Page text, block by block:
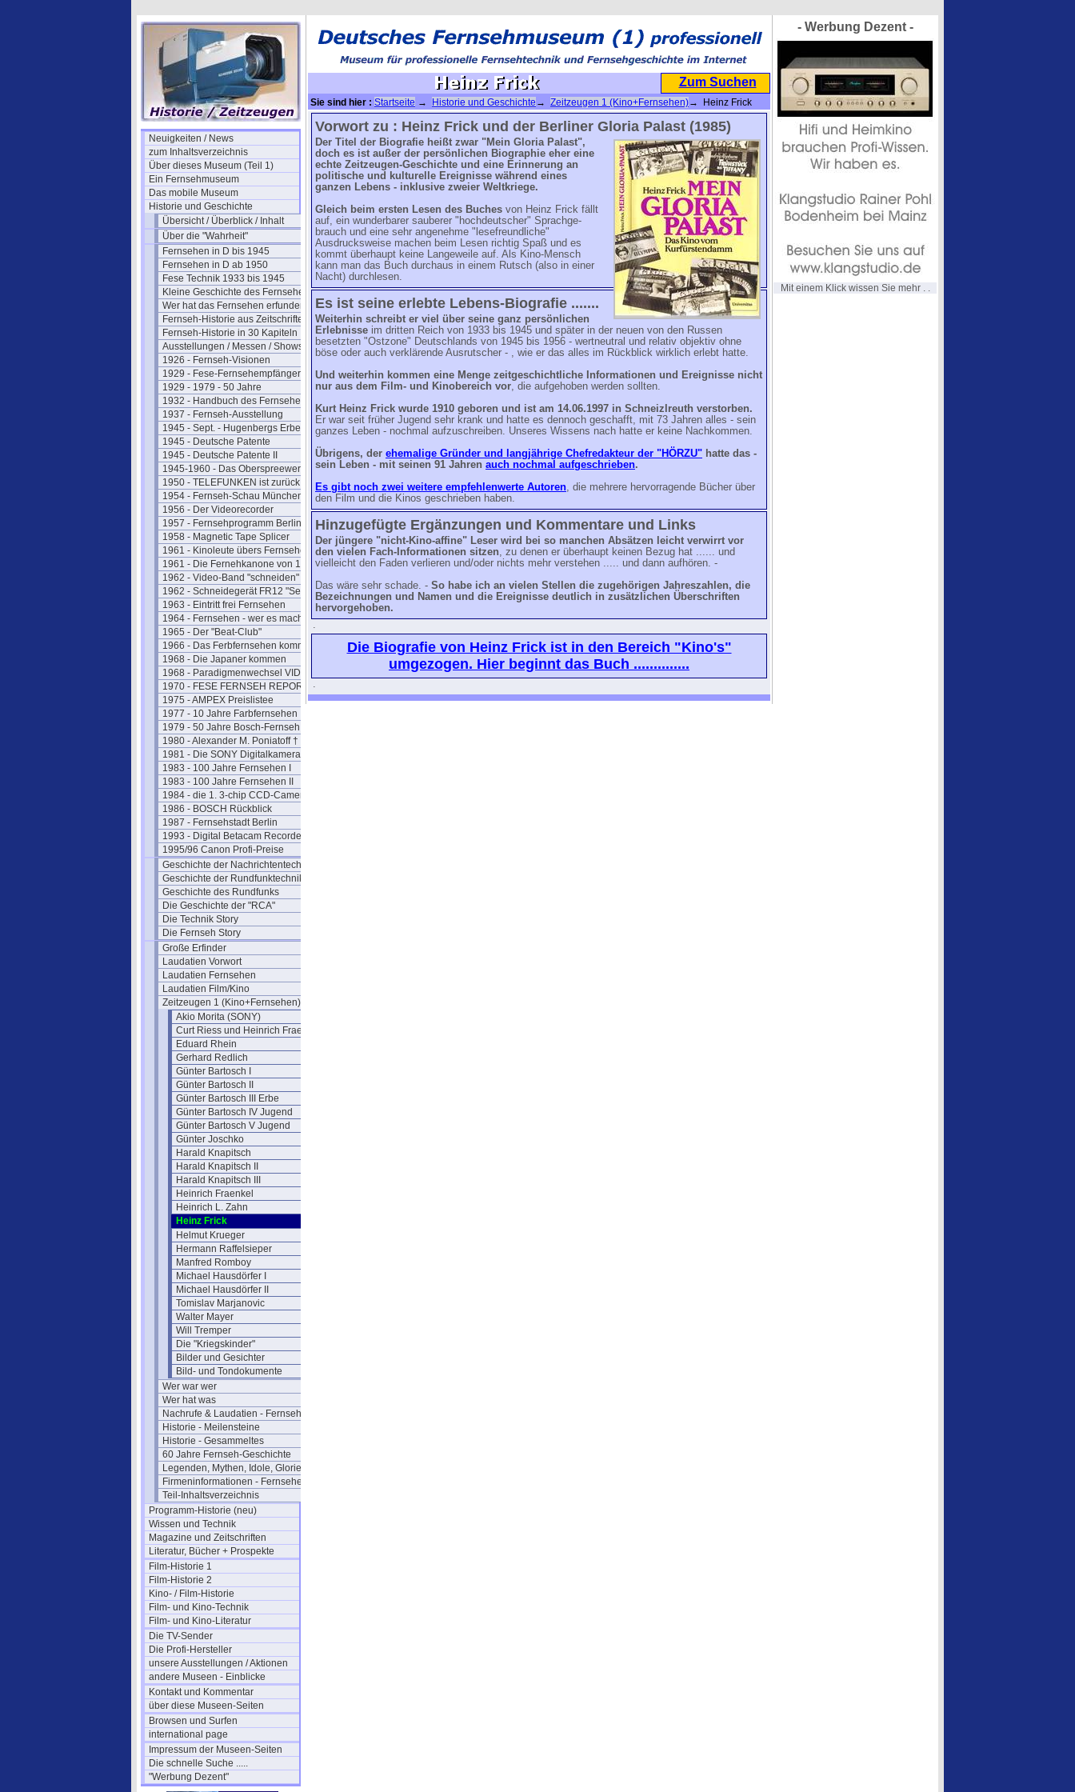
Neuigkeiten / News
zum Inhaltsverzeichnis
Über dieses Museum (Teil 1)
Ein Fernsehmuseum
Das mobile Museum
Historie und Geschichte
Übersicht / Überblick / Inhalt
Über die "Wahrheit"
Fernsehen in D bis 1945
Fernsehen in D ab 1950
Fese Technik 1933 bis 1945
Kleine Geschichte des Fernsehens
Wer hat das Fernsehen erfunden?
Fernseh-Historie aus Zeitschriften
Fernseh-Historie in 30 Kapiteln
Ausstellungen / Messen / Shows
1926 - Fernseh-Visionen
1929 - Fese-Fernsehempfänger
1929 - 1979 - 50 Jahre
1932 - Handbuch des Fernsehens
1937 - Fernseh-Ausstellung
1945 - Sept. - Hugenbergs Erbe
1945 - Deutsche Patente
1945 - Deutsche Patente II
1945-1960 - Das Oberspreewerk
1950 - TELEFUNKEN ist zurück
1954 - Fernseh-Schau München
1956 - Der Videorecorder
1957 - Fernsehprogramm Berlin
1958 - Magnetic Tape Splicer
1961 - Kinoleute übers Fernsehen
1961 - Die Fernehkanone von 1936
1962 - Video-Band "schneiden"
1962 - Schneidegerät FR12 "Senior"
1963 - Eintritt frei Fernsehen
1964 - Fernsehen - wer es macht
1965 - Der "Beat-Club"
1966 - Das Ferbfernsehen kommt
1968 - Die Japaner kommen
1968 - Paradigmenwechsel VIDEO
1970 - FESE FERNSEH REPORT
1975 - AMPEX Preislistee
1977 - 10 Jahre Farbfernsehen
1979 - 50 Jahre Bosch-Fernseh
1980 - Alexander M. Poniatoff †
1981 - Die SONY Digitalkamera
1983 - 100 Jahre Fernsehen I
1983 - 100 Jahre Fernsehen II
1984 - die 1. 3-chip CCD-Camera
1986 - BOSCH Rückblick
1987 - Fernsehstadt Berlin
1993 - Digital Betacam Recorder
1995/96 Canon Profi-Preise
Geschichte der Nachrichtentechnik
Geschichte der Rundfunktechnik
Geschichte des Rundfunks
Die Geschichte der "RCA"
Die Technik Story
Die Fernseh Story
Große Erfinder
Laudatien Vorwort
Laudatien Fernsehen
Laudatien Film/Kino
Zeitzeugen 1 (Kino+Fernsehen)
Akio Morita (SONY)
Curt Riess und Heinrich Fraenkel
Eduard Rhein
Gerhard Redlich
Günter Bartosch I
Günter Bartosch II
Günter Bartosch III Erbe
Günter Bartosch IV Jugend
Günter Bartosch V Jugend
Günter Joschko
Harald Knapitsch
Harald Knapitsch II
Harald Knapitsch III
Heinrich Fraenkel
Heinrich L. Zahn
Heinz Frick
Helmut Krueger
Hermann Raffelsieper
Manfred Romboy
Michael Hausdörfer I
Michael Hausdörfer II
Tomislav Marjanovic
Walter Mayer
Will Tremper
Die "Kriegskinder"
Bilder und Gesichter
Bild- und Tondokumente
Wer war wer
Wer hat was
Nachrufe & Laudatien - Fernsehen
Historie - Meilensteine
Historie - Gesammeltes
60 Jahre Fernseh-Geschichte
Legenden, Mythen, Idole, Glorie
Firmeninformationen - Fernsehen
Teil-Inhaltsverzeichnis
Programm-Historie (neu)
Wissen und Technik
Magazine und Zeitschriften
Literatur, Bücher + Prospekte
Film-Historie 1
Film-Historie 2
Kino- / Film-Historie
Film- und Kino-Technik
Film- und Kino-Literatur
Die TV-Sender
Die Profi-Hersteller
unsere Ausstellungen / Aktionen
andere Museen - Einblicke
Kontakt und Kommentar
über diese Museen-Seiten
Browsen und Surfen
international page
Impressum der Museen-Seiten
Die schnelle Suche .....
"Werbung Dezent"
Zum Suchen
Sie sind hier : Startseite → Historie und Geschichte → Zeitzeugen 1 (Kino+Fernsehen)→ Heinz Frick
Vorwort zu : Heinz Frick und der Berliner Gloria Palast (1985)
Der Titel der Biografie heißt zwar "Mein Gloria Palast",
doch es ist außer der persönlichen Biographie eher eine
echte Zeitzeugen-Geschichte und eine Erinnerung an
politische und kulturelle Ereignisse während eines
ganzen Lebens - inklusive zweier Weltkriege.
Gleich beim ersten Lesen des Buches von Heinz Frick fällt
auf, ein wunderbarer sauberer "hochdeutscher" Sprachge-
brauch und eine sehr angenehme "lesefreundliche"
Ausdrucksweise machen beim Lesen richtig Spaß und es
kommt überhaupt keine Langeweile auf. Als Kino-Mensch
kann man das Buch durchaus in einem Rutsch (also in einer
Nacht) durchlesen.
Es ist seine erlebte Lebens-Biografie .......
Weiterhin schreibt er viel über seine ganz persönlichen
Erlebnisse im dritten Reich von 1933 bis 1945 und später in der neuen von den Russen
besetzten "Ostzone" Deutschlands von 1945 bis 1956 - wertneutral und relativ objektiv ohne
böse oder auch verklärende Ausrutscher - , wie er das alles im Rückblick wirklich erlebt hatte.
Und weiterhin kommen eine Menge zeitgeschichtliche Informationen und Ereignisse nicht
nur aus dem Film- und Kinobereich vor, die aufgehoben werden sollten.
Kurt Heinz Frick wurde 1910 geboren und ist am 14.06.1997 in Schneizlreuth verstorben.
Er war seit früher Jugend sehr krank und hatte es dennoch geschafft, mit 73 Jahren alles - sein
ganzes Leben - nochmal aufzuschreiben. Unseres Wissens nach hatte er keine Nachkommen.
Übrigens, der ehemalige Gründer und langjährige Chefredakteur der "HÖRZU" hatte das -
sein Leben - mit seinen 91 Jahren auch nochmal aufgeschrieben.
Es gibt noch zwei weitere empfehlenwerte Autoren, die mehrere hervorragende Bücher über
den Film und die Kinos geschrieben haben.
Hinzugefügte Ergänzungen und Kommentare und Links
Der jüngere "nicht-Kino-affine" Leser wird bei so manchen Absätzen leicht verwirrt vor
den vielen Fach-Informationen sitzen, zu denen er überhaupt keinen Bezug hat ...... und
vielleicht den Faden verlieren und/oder nichts mehr verstehen ..... und dann aufhören. -
Das wäre sehr schade. - So habe ich an vielen Stellen die zugehörigen Jahreszahlen, die
Bezeichnungen und Namen und die Ereignisse deutlich in zusätzlichen Überschriften
hervorgehoben.
.
Die Biografie von Heinz Frick ist in den Bereich "Kino's"
umgezogen. Hier beginnt das Buch ..............
.
- Werbung Dezent -
Mit einem Klick wissen Sie mehr . .